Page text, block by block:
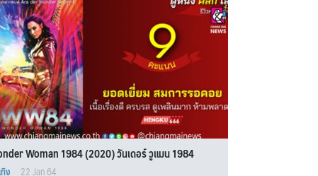
Woman 1984 (2020) วันเดอร์ วูแมน 1984
ง 22 Jan 64